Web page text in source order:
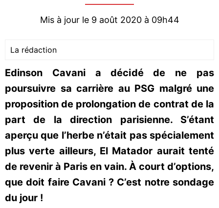
Mis à jour le 9 août 2020 à 09h44
La rédaction
Edinson Cavani a décidé de ne pas
poursuivre sa carrière au PSG malgré une
proposition de prolongation de contrat de la
part de la direction parisienne. S’étant
aperçu que l’herbe n’était pas spécialement
plus verte ailleurs, El Matador aurait tenté
de revenir à Paris en vain. À court d’options,
que doit faire Cavani ? C’est notre sondage
du jour !